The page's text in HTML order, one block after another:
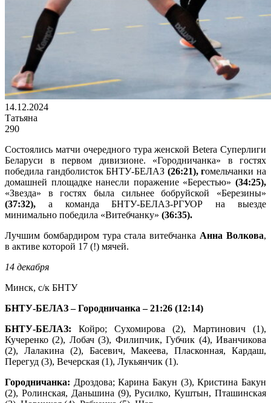
14.12.2024
Татьяна
290
Состоялись матчи очередного тура женской Betera Суперлиги
Беларуси в первом дивизионе. «Городничанка» в гостях
победила гандболисток БНТУ-БЕЛАЗ (26:21), гомельчанки на
домашней площадке нанесли поражение «Берестью» (34:25),
«Звезда» в гостях была сильнее бобруйской «Березины»
(37:32), а команда БНТУ-БЕЛАЗ-РГУОР на выезде
минимально победила «Витебчанку» (36:35).
Лучшим бомбардиром тура стала витебчанка Анна Волкова,
в активе которой 17 (!) мячей.
14 декабря
Минск, с/к БНТУ
БНТУ-БЕЛАЗ – Городничанка – 21:26 (12:14)
БНТУ-БЕЛАЗ: Койро; Сухомирова (2), Мартинович (1),
Кучеренко (2), Лобач (3), Филипчик, Губчик (4), Иванчикова
(2), Лалакина (2), Басевич, Макеева, Пласконная, Кардаш,
Перегуд (3), Вечерская (1), Лукьянчик (1).
Городничанка: Дроздова; Карина Бакун (3), Кристина Бакун
(2), Ролинская, Даньшина (9), Русилко, Куштын, Пташинская